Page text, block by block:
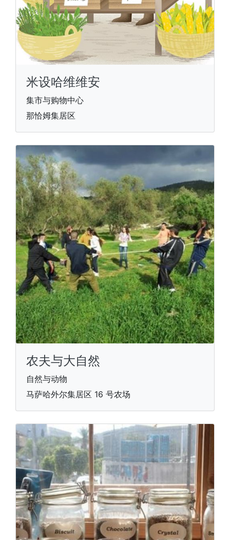
米设哈维维安
集市与购物中心
那恰姆集居区
农夫与大自然
自然与动物
马萨哈外尔集居区 16 号农场